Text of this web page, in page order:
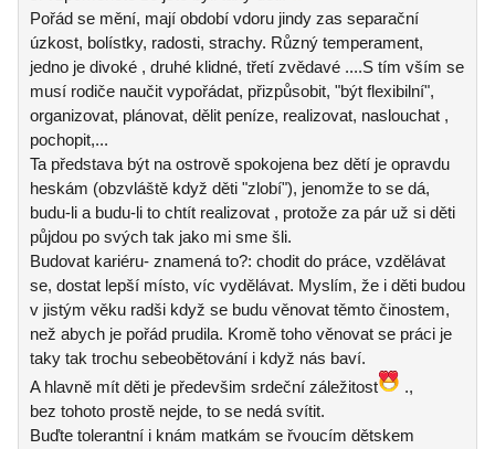
Pořád se mění, mají období vdoru jindy zas separační
úzkost, bolístky, radosti, strachy. Různý temperament,
jedno je divoké , druhé klidné, třetí zvědavé ....S tím vším se
musí rodiče naučit vypořádat, přizpůsobit, "být flexibilní",
organizovat, plánovat, dělit peníze, realizovat, naslouchat ,
pochopit,...
Ta představa být na ostrově spokojena bez dětí je opravdu
heskám (obzvláště když děti "zlobí"), jenomže to se dá,
budu-li a budu-li to chtít realizovat , protože za pár už si děti
půjdou po svých tak jako mi sme šli.
Budovat kariéru- znamená to?: chodit do práce, vzdělávat
se, dostat lepší místo, víc vydělávat. Myslím, že i děti budou
v jistým věku radši když se budu věnovat těmto činostem,
než abych je pořád prudila. Kromě toho věnovat se práci je
taky tak trochu sebeobětování i když nás baví.
A hlavně mít děti je předevšim srdeční záležitost
.,
bez tohoto prostě nejde, to se nedá svítit.
Buďte tolerantní i knám matkám se řvoucím dětskem